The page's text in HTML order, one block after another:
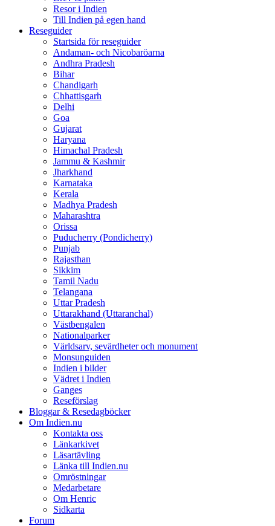
Resor i Indien
Till Indien på egen hand
Reseguider
Startsida för reseguider
Andaman- och Nicobaröarna
Andhra Pradesh
Bihar
Chandigarh
Chhattisgarh
Delhi
Goa
Gujarat
Haryana
Himachal Pradesh
Jammu & Kashmir
Jharkhand
Karnataka
Kerala
Madhya Pradesh
Maharashtra
Orissa
Puducherry (Pondicherry)
Punjab
Rajasthan
Sikkim
Tamil Nadu
Telangana
Uttar Pradesh
Uttarakhand (Uttaranchal)
Västbengalen
Nationalparker
Världsarv, sevärdheter och monument
Monsunguiden
Indien i bilder
Vädret i Indien
Ganges
Reseförslag
Bloggar & Resedagböcker
Om Indien.nu
Kontakta oss
Länkarkivet
Läsartävling
Länka till Indien.nu
Omröstningar
Medarbetare
Om Henric
Sidkarta
Forum